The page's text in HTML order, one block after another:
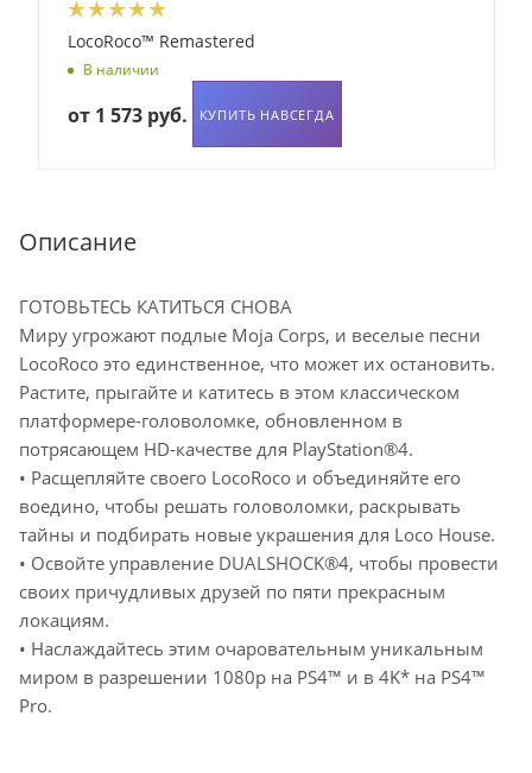
LocoRoco™ Remastered
В наличии
от 1 573 руб. КУПИТЬ НАВСЕГДА
Описание
ГОТОВЬТЕСЬ КАТИТЬСЯ СНОВА
Миру угрожают подлые Moja Corps, и веселые песни
LocoRoco это единственное, что может их остановить.
Растите, прыгайте и катитесь в этом классическом
платформере-головоломке, обновленном в
потрясающем HD-качестве для PlayStation®4.
• Расщепляйте своего LocoRoco и объединяйте его
воедино, чтобы решать головоломки, раскрывать
тайны и подбирать новые украшения для Loco House.
• Освойте управление DUALSHOCK®4, чтобы провести
своих причудливых друзей по пяти прекрасным
локациям.
• Наслаждайтесь этим очаровательным уникальным
миром в разрешении 1080p на PS4™ и в 4K* на PS4™
Pro.